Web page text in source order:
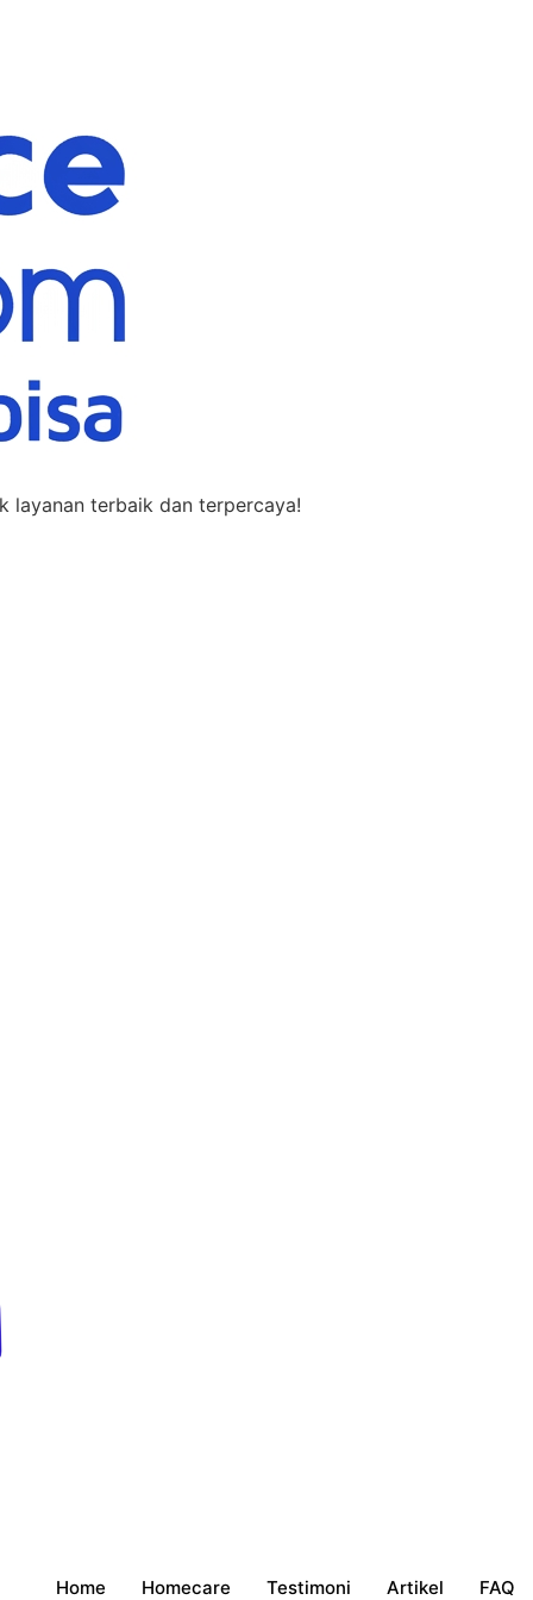
layanan terbaik dan terpercaya!
Home Homecare Testimoni Artikel FAQ